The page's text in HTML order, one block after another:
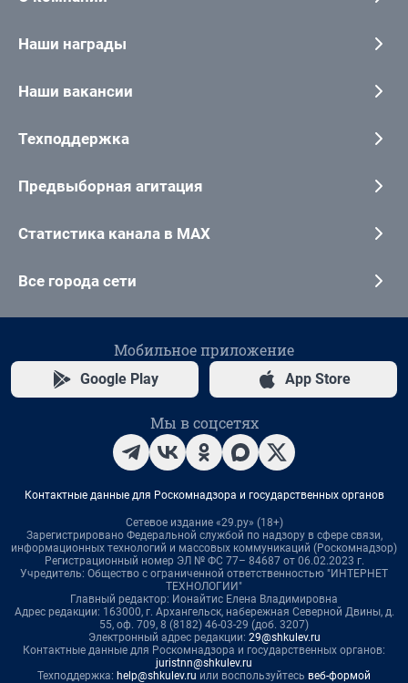
Наши награды
Наши вакансии
Техподдержка
Предвыборная агитация
Статистика канала в MAX
Все города сети
Мобильное приложение
Google Play App Store
Мы в соцсетях
Контактные данные для Роскомнадзора и государственных органов
Сетевое издание «29.ру» (18+)
Зарегистрировано Федеральной службой по надзору в сфере связи,
информационных технологий и массовых коммуникаций (Роскомнадзор)
Регистрационный номер ЭЛ № ФС 77– 84687 от 06.02.2023 г.
Учредитель: Общество с ограниченной ответственностью "ИНТЕРНЕТ
ТЕХНОЛОГИИ"
Главный редактор: Ионайтис Елена Владимировна
Адрес редакции: 163000, г. Архангельск, набережная Северной Двины, д.
55, оф. 709, 8 (8182) 46-03-29 (доб. 3207)
Электронный адрес редакции: 29@shkulev.ru
Контактные данные для Роскомнадзора и государственных органов:
juristnn@shkulev.ru
Техподдержка: help@shkulev.ru или воспользуйтесь веб-формой